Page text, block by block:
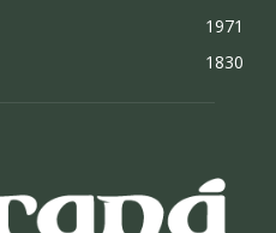
1971
1830